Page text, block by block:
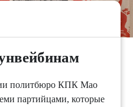
политбюро КПК Мао
партийцами, которые